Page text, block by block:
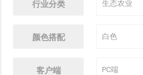
行业分类
颜色搭配
客户端